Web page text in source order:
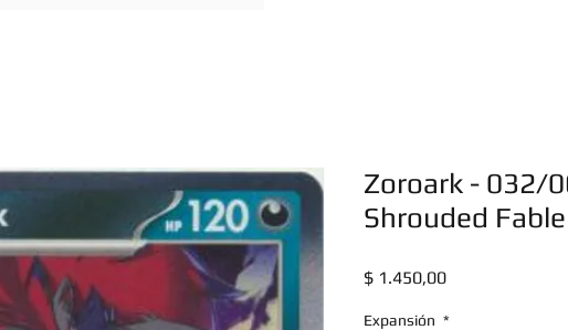
Zoroark - 032/
Shrouded
$ 1.450,00Precio
Expansión *